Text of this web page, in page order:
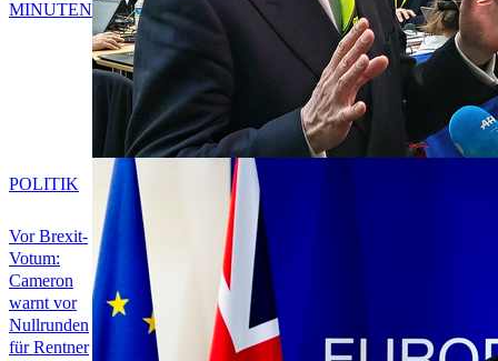
MINUTEN
Vor Brexit-
Votum:
Cameron
warnt vor
Nullrunden
für Rentner
POLITIK